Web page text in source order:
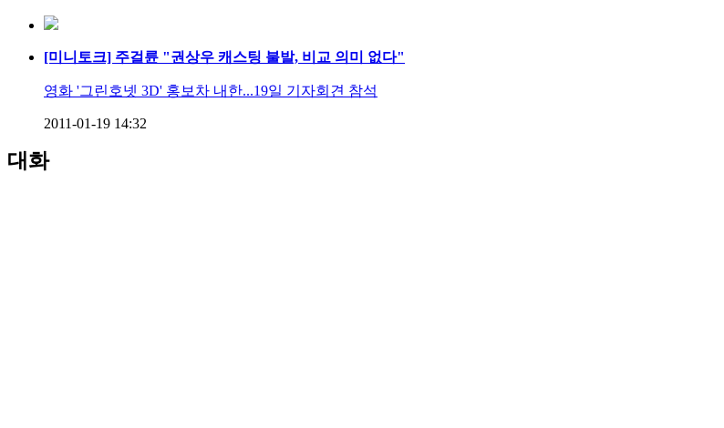
[미니토크] 주걸륜 "권상우 캐스팅 불발, 비교 의미 없다"
영화 '그린호넷 3D' 홍보차 내한...19일 기자회견 참석
2011-01-19 14:32
대화